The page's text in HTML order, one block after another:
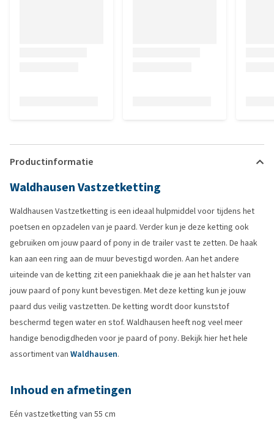
Productinformatie
Waldhausen Vastzetketting
Waldhausen Vastzetketting is een ideaal hulpmiddel voor tijdens het
poetsen en opzadelen van je paard. Verder kun je deze ketting ook
gebruiken om jouw paard of pony in de trailer vast te zetten. De haak
kan aan een ring aan de muur bevestigd worden. Aan het andere
uiteinde van de ketting zit een paniekhaak die je aan het halster van
jouw paard of pony kunt bevestigen. Met deze ketting kun je jouw
paard dus veilig vastzetten. De ketting wordt door kunststof
beschermd tegen water en stof. Waldhausen heeft nog veel meer
handige benodigdheden voor je paard of pony. Bekijk hier het hele
assortiment van Waldhausen.
Inhoud en afmetingen
Eén vastzetketting van 55 cm